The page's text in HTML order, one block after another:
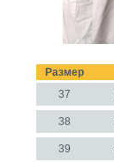
Размер
37
38
39